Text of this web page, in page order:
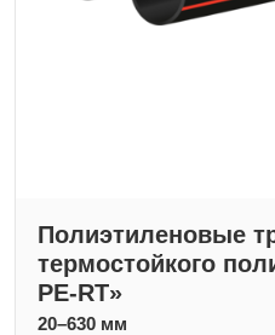
Полиэтиленовые
термостойкого
PE-RT»
20–630 мм